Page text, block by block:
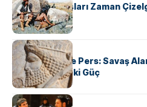
Apache Savaşları Zaman
KÜLTÜR
Antik Yunan ve Pers: Savaş
Şekillendiren İki Güç
KÜLTÜR